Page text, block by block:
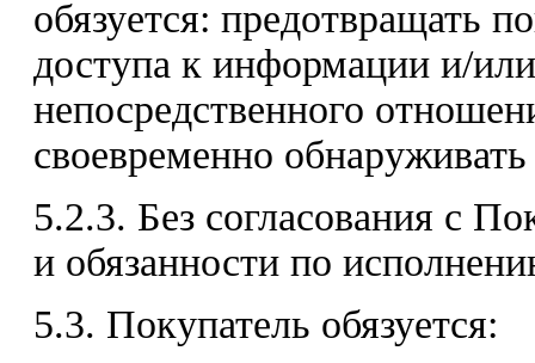
обязуется: предотвращать
доступа к информации и/
непосредственного
своевременно
5.2.3. Без согласования с
и обязанности по
5.3. Покупатель обязуется: